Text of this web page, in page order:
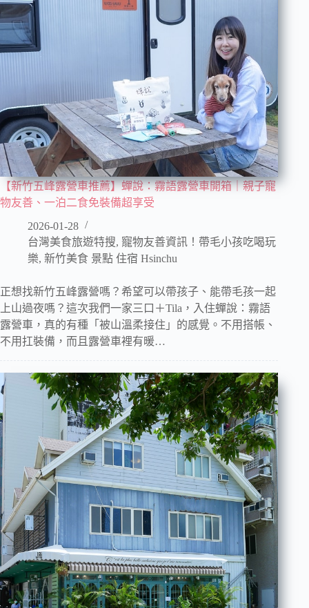
【新竹五峰露營車推薦】蟬說：霧語露營車開箱｜親子寵
物友善、一泊二食免裝備超享受
2026-01-28
台灣美食旅遊特搜, 寵物友善資訊！帶毛小孩吃喝玩
樂, 新竹美食 景點 住宿 Hsinchu
正想找新竹五峰露營嗎？希望可以帶孩子、能帶毛孩一起
上山過夜嗎？這次我們一家三口＋Tila，入住蟬說：霧語
露營車，真的有種「被山溫柔接住」的感覺。不用搭帳、
不用扛裝備，而且露營車裡有暖…